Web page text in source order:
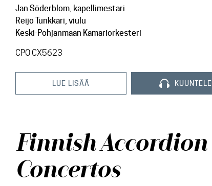
Jan Söderblom, kapellimestari
Reijo Tunkkari, viulu
Keski-Pohjanmaan Kamariorkesteri
CPO CX5623
LUE LISÄÄ KUUNTELE
Finnish Accordion
Concertos